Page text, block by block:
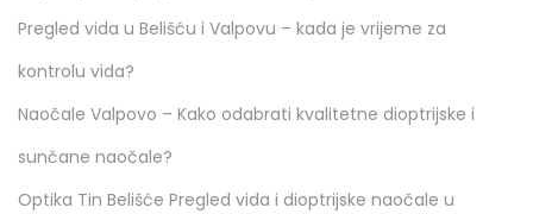
Pregled vida u Belišću i Valpovu – kada je vrijeme za
kontrolu vida?
Naočale Valpovo – Kako odabrati kvalitetne dioptrijske i
sunčane naočale?
Optika Tin Belišće Pregled vida i dioptrijske naočale u